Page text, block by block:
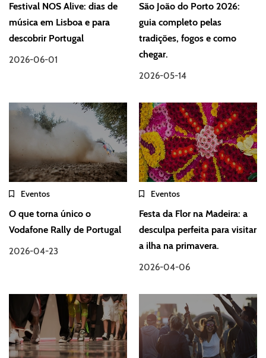
Festival NOS Alive: dias de
música em Lisboa e para
descobrir Portugal
2026-06-01
São João do Porto 2026:
guia completo pelas
tradições, fogos e como
chegar.
2026-05-14
Eventos
O que torna único o
Vodafone Rally de Portugal
2026-04-23
Eventos
Festa da Flor na Madeira: a
desculpa perfeita para visitar
a ilha na primavera.
2026-04-06